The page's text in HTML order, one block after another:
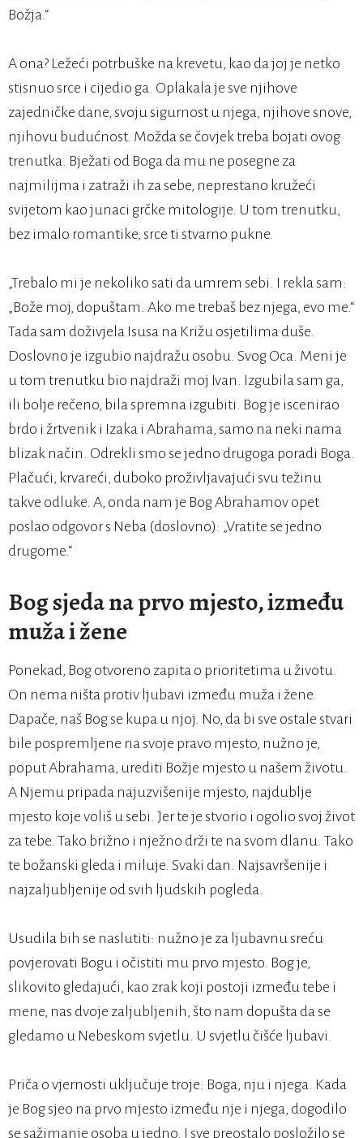
Božja.“
A ona? Ležeći potrbuške na krevetu, kao da joj je netko
stisnuo srce i cijedio ga. Oplakala je sve njihove
zajedničke dane, svoju sigurnost u njega, njihove snove,
njihovu budućnost. Možda se čovjek treba bojati ovog
trenutka. Bježati od Boga da mu ne posegne za
najmilijma i zatraži ih za sebe, neprestano kružeći
svijetom kao junaci grčke mitologije. U tom trenutku,
bez imalo romantike, srce ti stvarno pukne.
„Trebalo mi je nekoliko sati da umrem sebi. I rekla sam:
„Bože moj, dopuštam. Ako me trebaš bez njega, evo me.“
Tada sam doživjela Isusa na Križu osjetilima duše.
Doslovno je izgubio najdražu osobu. Svog Oca. Meni je
u tom trenutku bio najdraži moj Ivan. Izgubila sam ga,
ili bolje rečeno, bila spremna izgubiti. Bog je iscenirao
brdo i žrtvenik i Izaka i Abrahama, samo na neki nama
blizak način. Odrekli smo se jedno drugoga poradi Boga.
Plačući, krvareći, duboko proživljavajući svu težinu
takve odluke. A, onda nam je Bog Abrahamov opet
poslao odgovor s Neba (doslovno): „Vratite se jedno
drugome.“
Bog sjeda na prvo mjesto, između
muža i žene
Ponekad, Bog otvoreno zapita o prioritetima u životu.
On nema ništa protiv ljubavi između muža i žene.
Dapače, naš Bog se kupa u njoj. No, da bi sve ostale stvari
bile pospremljene na svoje pravo mjesto, nužno je,
poput Abrahama, urediti Božje mjesto u našem životu.
A Njemu pripada najuzvišenije mjesto, najdublje
mjesto koje voliš u sebi. Jer te je stvorio i ogolio svoj život
za tebe. Tako brižno i nježno drži te na svom dlanu. Tako
te božanski gleda i miluje. Svaki dan. Najsavršenije i
najzaljubljenije od svih ljudskih pogleda.
Usudila bih se naslutiti: nužno je za ljubavnu sreću
povjerovati Bogu i očistiti mu prvo mjesto. Bog je,
slikovito gledajući, kao zrak koji postoji između tebe i
mene, nas dvoje zaljubljenih, što nam dopušta da se
gledamo u Nebeskom svjetlu. U svjetlu čišće ljubavi.
Priča o vjernosti uključuje troje: Boga, nju i njega. Kada
je Bog sjeo na prvo mjesto između nje i njega, dogodilo
se sažimanje osoba u jedno. I sve preostalo posložilo se